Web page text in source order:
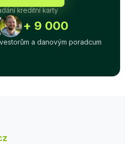
kreditní karty
+ 9 000
a danovým poradcum